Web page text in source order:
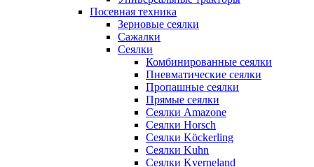
Посевная техника
Зерновые сеялки
Сажалки
Сеялки
Комбинированные сеялки
Пневматические сеялки
Пропашные сеялки
Прямые сеялки
Сеялки Amazone
Сеялки Horsch
Сеялки Köckerling
Сеялки Kuhn
Сеялки Kverneland